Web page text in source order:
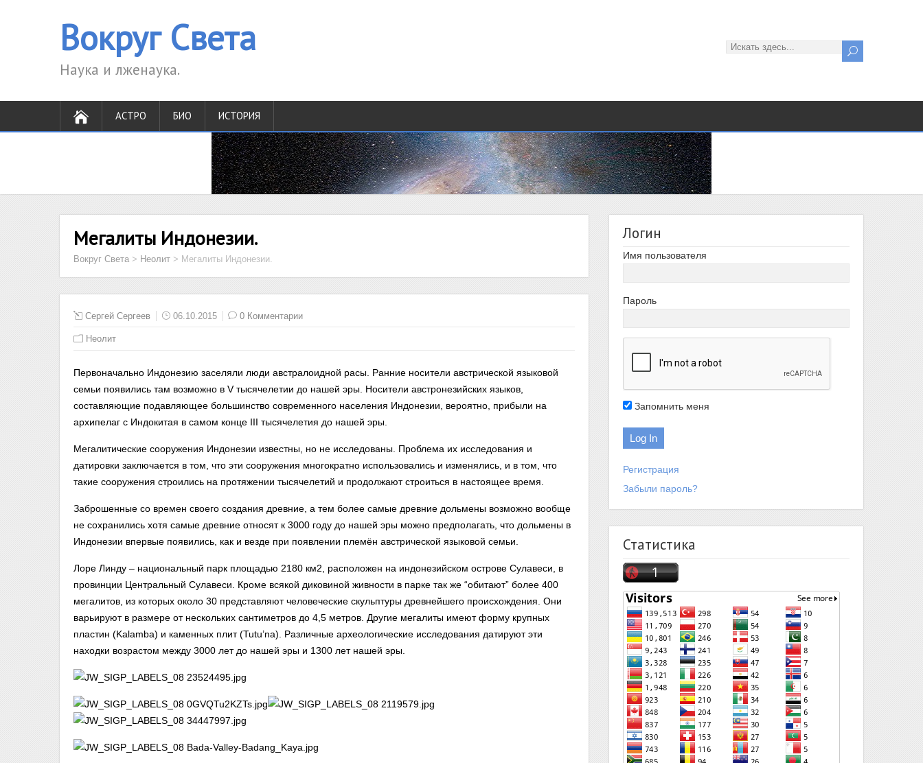
Вокруг Света
Наука и лженаука.
АСТРО БИО ИСТОРИЯ
Мегалиты Индонезии.
Вокруг Света > Неолит > Мегалиты Индонезии.
Сергей Сергеев 06.10.2015 0 Комментарии
Неолит
Первоначально Индонезию заселяли люди австралоидной расы. Ранние носители австрической языковой
семьи появились там возможно в V тысячелетии до нашей эры. Носители австронезийских языков,
составляющие подавляющее большинство современного населения Индонезии, вероятно, прибыли на
архипелаг с Индокитая в самом конце III тысячелетия до нашей эры.
Мегалитические сооружения Индонезии известны, но не исследованы. Проблема их исследования и
датировки заключается в том, что эти сооружения многократно использовались и изменялись, и в том, что
такие сооружения строились на протяжении тысячелетий и продолжают строиться в настоящее время.
Заброшенные со времен своего создания древние, а тем более самые древние дольмены возможно вообще
не сохранились хотя самые древние относят к 3000 году до нашей эры можно предполагать, что дольмены в
Индонезии впервые появились, как и везде при появлении племён австрической языковой семьи.
Лоре Линду – национальный парк площадью 2180 км2, расположен на индонезийском острове Сулавеси, в
провинции Центральный Сулавеси. Кроме всякой диковиной живности в парке так же “обитают” более 400
мегалитов, из которых около 30 представляют человеческие скульптуры древнейшего происхождения. Они
варьируют в размере от нескольких сантиметров до 4,5 метров. Другие мегалиты имеют форму крупных
пластин (Kalamba) и каменных плит (Tutu’na). Различные археологические исследования датируют эти
находки возрастом между 3000 лет до нашей эры и 1300 лет нашей эры.
Логин
Имя пользователя
Пароль
Запомнить меня
Регистрация
Забыли пароль?
Статистика